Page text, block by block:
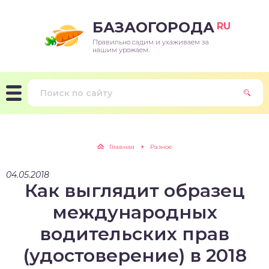
БАЗАОГОРОДА RU
Правильно садим и ухаживаем за
нашим урожаем.
Главная Разное
04.05.2018
Как выглядит образец
международных
водительских прав
(удостоверение) в 2018